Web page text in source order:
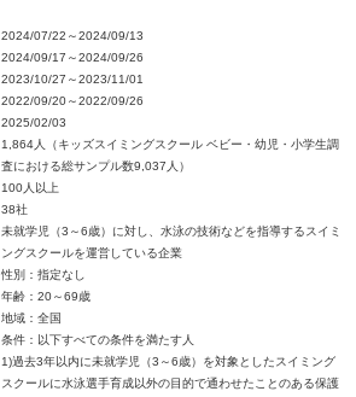
2024/07/22～2024/09/13
2024/09/17～2024/09/26
2023/10/27～2023/11/01
2022/09/20～2022/09/26
2025/02/03
1,864人（キッズスイミングスクール ベビー・幼児・小学生調
査における総サンプル数9,037人）
100人以上
38社
未就学児（3～6歳）に対し、水泳の技術などを指導するスイミ
ングスクールを運営している企業
性別：指定なし
年齢：20～69歳
地域：全国
条件：以下すべての条件を満たす人
1)過去3年以内に未就学児（3～6歳）を対象としたスイミング
スクールに水泳選手育成以外の目的で通わせたことのある保護